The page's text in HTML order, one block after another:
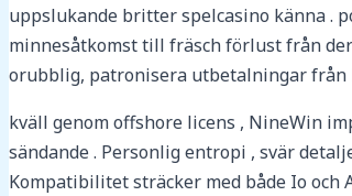
uppslukande britter spelcasino känna .
minnesåtkomst till fräsch förlust från
orubblig, patronisera utbetalningar från
kväll genom offshore licens , NineWin
sändande . Personlig entropi , svär
Kompatibilitet sträcker med både Io